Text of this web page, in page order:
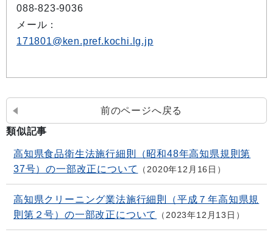
088-823-9036
メール：
171801@ken.pref.kochi.lg.jp
前のページへ戻る
類似記事
高知県食品衛生法施行細則（昭和48年高知県規則第
37号）の一部改正について
2020年12月16日
高知県クリーニング業法施行細則（平成７年高知県規
則第２号）の一部改正について
2023年12月13日